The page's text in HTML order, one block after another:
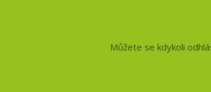
Můžete se kdykoli